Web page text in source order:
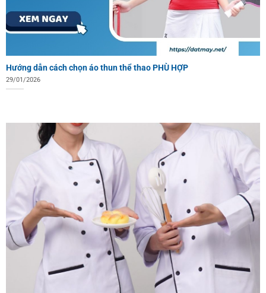
Hướng dẫn cách chọn áo thun thể thao PHÙ HỢP
29/01/2026